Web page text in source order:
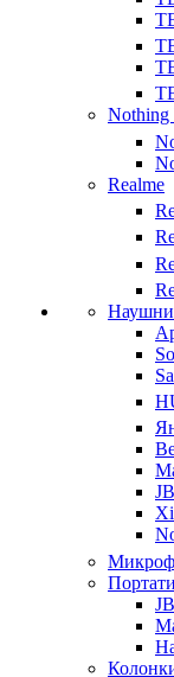
Nothing
Realme